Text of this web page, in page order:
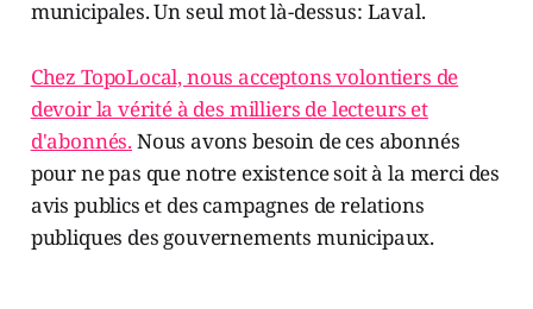
municipales. Un seul mot là-dessus: Laval.
Chez TopoLocal, nous acceptons volontiers de
devoir la vérité à des milliers de lecteurs et
d'abonnés.Nous avons besoin de ces abonnés
pour ne pas que notre existence soit à la merci des
avis publics et des campagnes de relations
publiques des gouvernements municipaux.